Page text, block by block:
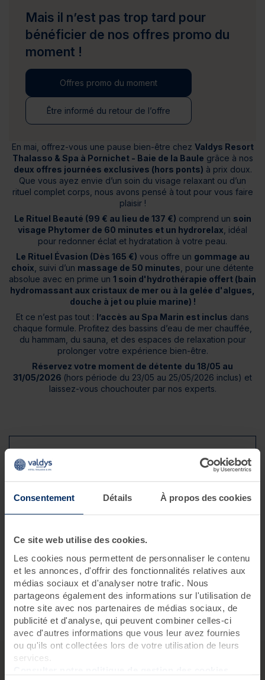
Consentement Détails À propos des cookies
Ce site web utilise des cookies.
Les cookies nous permettent de personnaliser le contenu
et les annonces, d'offrir des fonctionnalités relatives aux
médias sociaux et d'analyser notre trafic. Nous
partageons également des informations sur l'utilisation de
notre site avec nos partenaires de médias sociaux, de
publicité et d'analyse, qui peuvent combiner celles-ci
avec d'autres informations que vous leur avez fournies
ou qu'ils ont collectées lors de votre utilisation de leurs
services.
Mais il n’est pas trop tard pour
bénéficier de nos offres promo du
moment !
Offres promo du moment
Être informé du retour de l’offre
En mai, offrez-vous une pause bien-être chez Valdys Resort
Thalasso & Spa à Pornichet - Baie de la Baule grâce à nos
deux offres journées exclusives (hors ponts) à prix doux.
Que vous ayez envie d’un soin du visage relaxant ou d’un
rituel complet corps, nous avons pensé à tout pour vous faire
plaisir !
Le Rituel Beauté (99 € au lieu de 137 €) comprend un soin
visage Phytomer de 60 minutes et un hydrorelax , idéal
pour redonner éclat et hydratation à votre peau.
Le Rituel Évasion (Dès 165 €) vous offre un gommage au
choix , suivi d’un massage de 50 minutes , pour une détente
absolue avec en prime un 1 soin d'hydrothérapie offert (bain
hydromassant aux cristaux de mer ou à la gelée d'algues,
douche à jet ou pluie marine) !
Et ce n’est pas tout : l’accès au Spa Marin est inclus dans
chaque formule. Profitez des bassins d’eau de mer chauffée,
du hammam, du sauna, et des espaces de relaxation pour
prolonger votre expérience bien-être.
Réservez votre moment de détente du 18/05 au
31/05/2026 (hors période du 23/05 au 25/05/2026 inclus) et
laissez-vous chouchouter par nos experts.
Inscrivez-vous dès maintenant
pour ne plus rater ce bon plan !
votre politique de confidentialité et
mentions légales.
S'inscrire